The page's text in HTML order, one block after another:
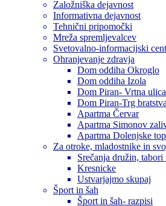
Založniška dejavnost
Informativna dejavnost
Tehnični pripomočki
Mreža spremljevalcev
Svetovalno-informacijski
Ohranjevanje zdravja
Dom oddiha Okroglo
Dom oddiha Izola
Dom Piran- Vrtna
Dom Piran-Trg
Apartma Červar
Apartma Simonov
Apartma Dolenjske
Za otroke, mladostnike in
Srečanja družin,
Kresnicke
Ustvarjajmo skupaj
Šport in šah
Šport in šah- razpisi